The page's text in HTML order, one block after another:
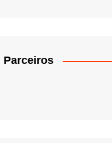
Parceiros